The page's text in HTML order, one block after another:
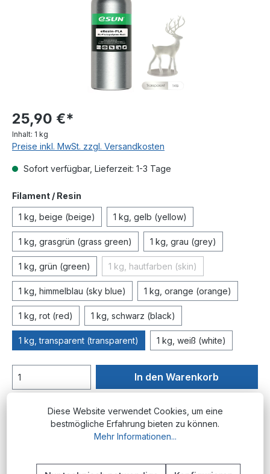
25,90 €*
Inhalt: 1 kg
Preise inkl. MwSt. zzgl. Versandkosten
Sofort verfügbar, Lieferzeit: 1-3 Tage
Filament / Resin
1 kg, beige (beige) 1 kg, gelb (yellow)
1 kg, grasgrün (grass green) 1 kg, grau (grey)
1 kg, grün (green) 1 kg, hautfarben (skin)(Diese Option ist zurzeit nicht
1 kg, himmelblau (sky blue) 1 kg, orange (orange)
1 kg, rot (red) 1 kg, schwarz (black)
1 kg, transparent (transparent) 1 kg, weiß (white)
In den Warenkorb
Produktnummer:E.eRes.tr
Diese Website verwendet Cookies, um eine
bestmögliche Erfahrung bieten zu können.
Mehr Informationen...